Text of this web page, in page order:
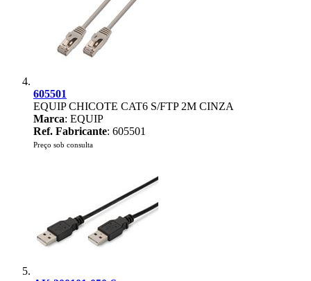
605501
EQUIP CHICOTE CAT6 S/FTP 2M CINZA
Marca: EQUIP
Ref. Fabricante: 605501
Preço sob consulta